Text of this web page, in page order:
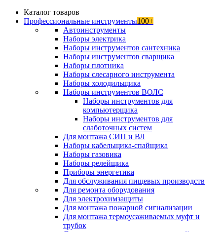
Каталог товаров
Профессиональные инструменты100+
Автоинструменты
Наборы электрика
Наборы инструментов сантехника
Наборы инструментов сварщика
Наборы плотника
Наборы слесарного инструмента
Наборы холодильщика
Наборы инструментов ВОЛС
Наборы инструментов для
компьютерщика
Наборы инструментов для
слаботочных систем
Для монтажа СИП и ВЛ
Наборы кабельщика-спайщика
Наборы газовика
Наборы релейщика
Приборы энергетика
Для обслуживания пищевых производств
Для ремонта оборудования
Для электрохимзащиты
Для монтажа пожарной сигнализации
Для монтажа термоусаживаемых муфт и
трубок